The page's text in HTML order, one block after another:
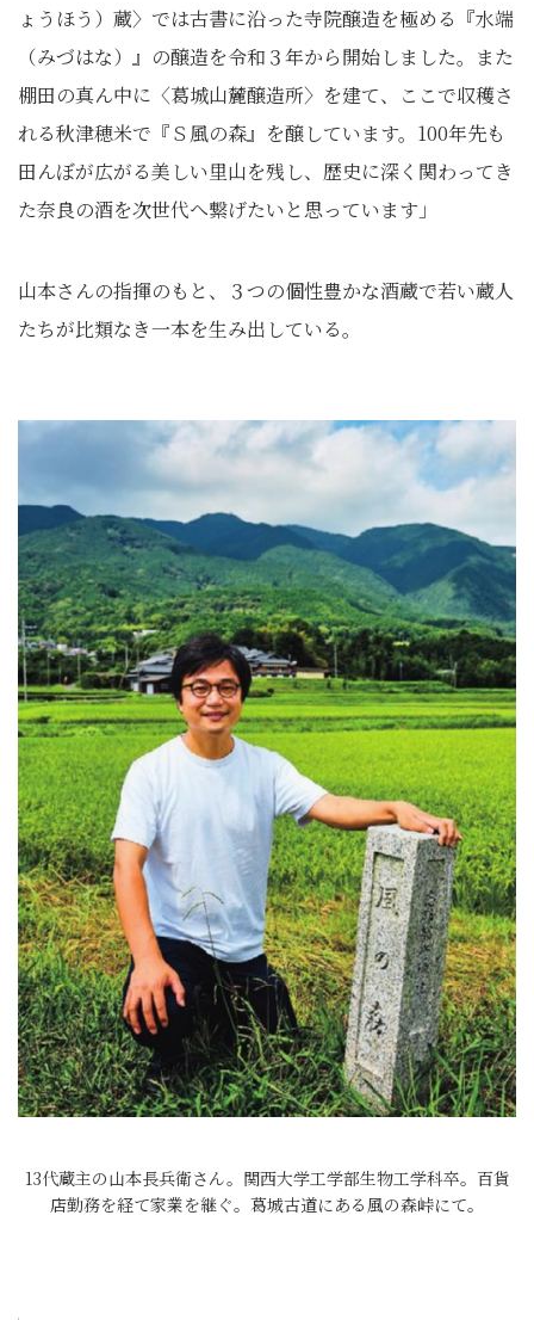
ょうほう）蔵〉では古書に沿った寺院醸造を極める『水端
（みづはな）』の醸造を令和３年から開始しました。また
棚田の真ん中に〈葛城山麓醸造所〉を建て、ここで収穫さ
れる秋津穂米で『Ｓ風の森』を醸しています。100年先も
田んぼが広がる美しい里山を残し、歴史に深く関わってき
た奈良の酒を次世代へ繋げたいと思っています」
山本さんの指揮のもと、３つの個性豊かな酒蔵で若い蔵人
たちが比類なき一本を生み出している。
13代蔵主の山本長兵衛さん。関西大学工学部生物工学科卒。百貨
店勤務を経て家業を継ぐ。葛城古道にある風の森峠にて。